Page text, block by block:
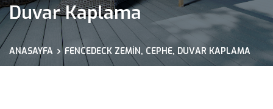
Duvar Kaplama
ANASAYFA FENCEDECK ZEMIN, CEPHE, DUVAR KAPLAMA